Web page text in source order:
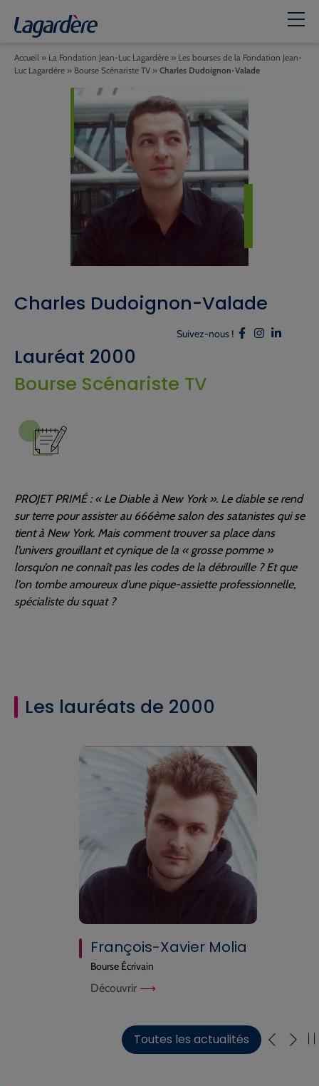
Charles Dudoignon-Valade
Accueil » La Fondation Jean-Luc Lagardère » Les bourses de la Fondation Jean-
Luc Lagardère » Bourse Scénariste TV » Charles Dudoignon-Valade
Suivez-nous !
Lauréat 2000
Bourse Scénariste TV
PROJET PRIMÉ : « Le Diable à New York ». Le diable se rend
sur terre pour assister au 666ème salon des satanistes qui se
tient à New York. Mais comment trouver sa place dans
l’univers grouillant et cynique de la « grosse pomme »
lorsqu’on ne connaît pas les codes de la débrouille ? Et que
l’on tombe amoureux d’une pique-assiette professionnelle,
spécialiste du squat ?
Les lauréats de 2000
François-Xavier Molia
Bourse Écrivain
Découvrir
Toutes les actualités